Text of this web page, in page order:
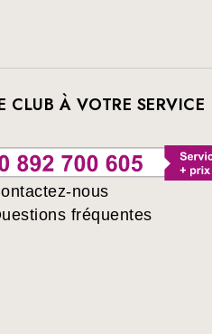
CLUB À VOTRE SERVICE
nous
fréquentes